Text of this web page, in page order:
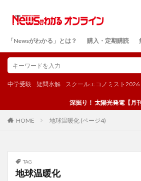
「Newsがわかる」とは？ 購入・定期購読
中学受験 疑問氷解 スクールエコノミスト2026
深掘り！ 太陽光発電【月刊
HOME 地球温暖化 (ページ4)
TAG
地球温暖化
検索